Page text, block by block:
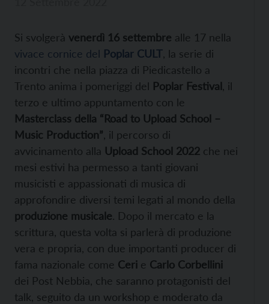
Si svolgerà venerdì 16 settembre alle 17 nella
vivace cornice del Poplar CULT , la serie di
incontri che nella piazza di Piedicastello a
Trento anima i pomeriggi del Poplar Festival , il
terzo e ultimo appuntamento con le
Masterclass della “Road to Upload School –
Music Production” , il percorso di
avvicinamento alla Upload School 2022 che nei
mesi estivi ha permesso a tanti giovani
musicisti e appassionati di musica di
approfondire diversi temi legati al mondo della
produzione musicale. Dopo il mercato e la
scrittura, questa volta si parlerà di produzione
vera e propria, con due importanti producer di
fama nazionale come Ceri e Carlo Corbellini
dei Post Nebbia, che saranno protagonisti del
talk, seguito da un workshop e moderato da